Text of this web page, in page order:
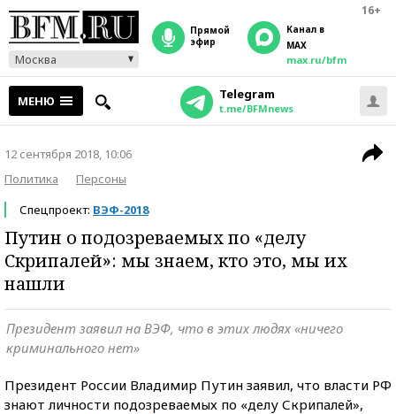
16+
Москва
прямой
эфир
Канал в
MAX
max.ru/bfm
МЕНЮ Telegram
t.me/BFMnews
12 сентября 2018, 10:06
Политика
Персоны
Спецпроект: ВЭФ-2018
Путин о подозреваемых по «делу
Скрипалей»: мы знаем, кто это, мы их
нашли
Президент заявил на ВЭФ, что в этих людях «ничего
криминального нет»
Президент России Владимир Путин заявил, что власти РФ
знают личности подозреваемых по «делу Скрипалей»,